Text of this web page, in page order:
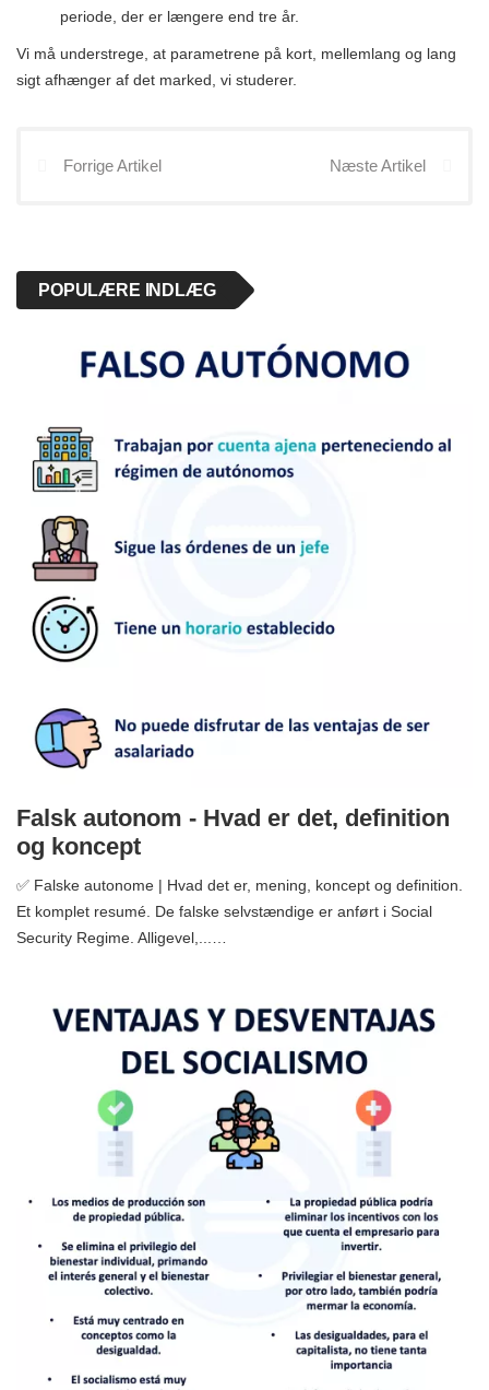
periode, der er længere end tre år.
Vi må understrege, at parametrene på kort, mellemlang og lang
sigt afhænger af det marked, vi studerer.
Forrige Artikel Næste Artikel
POPULÆRE INDLÆG
Falsk autonom - Hvad er det, definition
og koncept
✅ Falske autonome | Hvad det er, mening, koncept og definition.
Et komplet resumé. De falske selvstændige er anført i Social
Security Regime. Alligevel,...…